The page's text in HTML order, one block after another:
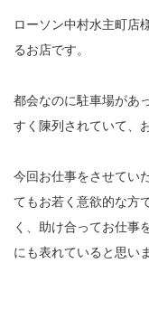
ローソン中村水主町店
るお店です。
都会なのに駐車場があ
すく陳列されていて、
今回お仕事をさせてい
てもお若く意欲的な方
く、助け合ってお仕事
にも表れていると思い